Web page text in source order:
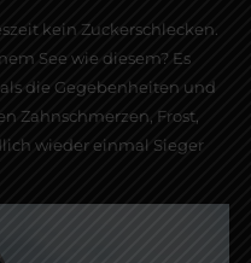
kein Zuckerschlecken.
See wie diesem? Es
die Gegebenheiten und
Zahnschmerzen, Frost,
wieder einmal Sieger